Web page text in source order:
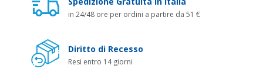
in 24/48 ore per ordini a partire da 51 €
Diritto di Recesso
Resi entro 14 giorni